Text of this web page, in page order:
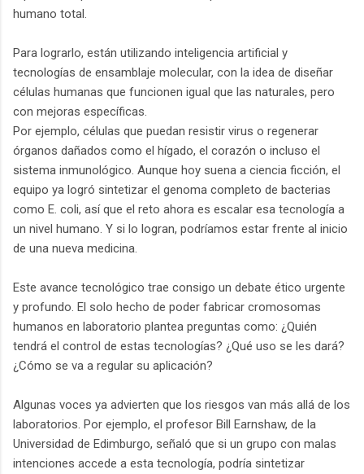
humano total.
Para lograrlo, están utilizando inteligencia artificial y
tecnologías de ensamblaje molecular, con la idea de diseñar
células humanas que funcionen igual que las naturales, pero
con mejoras específicas.
Por ejemplo, células que puedan resistir virus o regenerar
órganos dañados como el hígado, el corazón o incluso el
sistema inmunológico. Aunque hoy suena a ciencia ficción, el
equipo ya logró sintetizar el genoma completo de bacterias
como E. coli, así que el reto ahora es escalar esa tecnología a
un nivel humano. Y si lo logran, podríamos estar frente al inicio
de una nueva medicina.
Este avance tecnológico trae consigo un debate ético urgente
y profundo. El solo hecho de poder fabricar cromosomas
humanos en laboratorio plantea preguntas como: ¿Quién
tendrá el control de estas tecnologías? ¿Qué uso se les dará?
¿Cómo se va a regular su aplicación?
Algunas voces ya advierten que los riesgos van más allá de los
laboratorios. Por ejemplo, el profesor Bill Earnshaw, de la
Universidad de Edimburgo, señaló que si un grupo con malas
intenciones accede a esta tecnología, podría sintetizar